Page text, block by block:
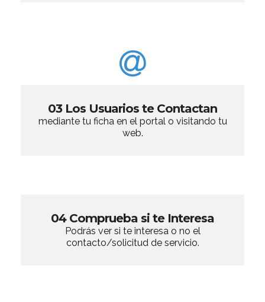
03 Los Usuarios te Contactan
mediante tu ficha en el portal o visitando tu
web.
04 Comprueba si te Interesa
Podrás ver si te interesa o no el
contacto/solicitud de servicio.